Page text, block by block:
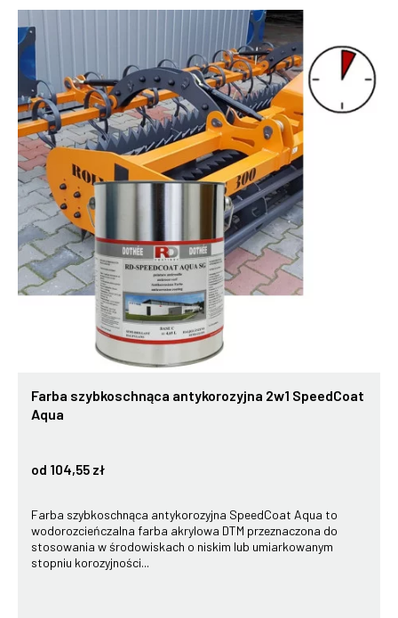
Farba szybkoschnąca antykorozyjna 2w1 SpeedCoat
Aqua
od 104,55 zł
Farba szybkoschnąca antykorozyjna SpeedCoat Aqua to
wodorozcieńczalna farba akrylowa DTM przeznaczona do
stosowania w środowiskach o niskim lub umiarkowanym
stopniu korozyjności...